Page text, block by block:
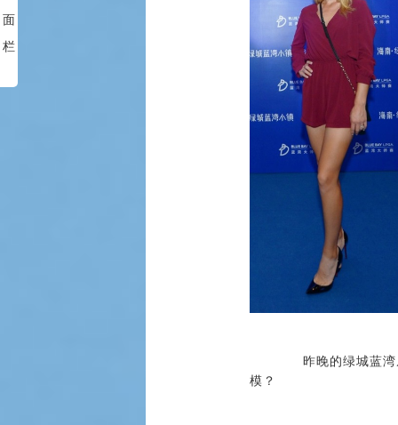
昨晚的绿城蓝湾威斯
模？
面
栏